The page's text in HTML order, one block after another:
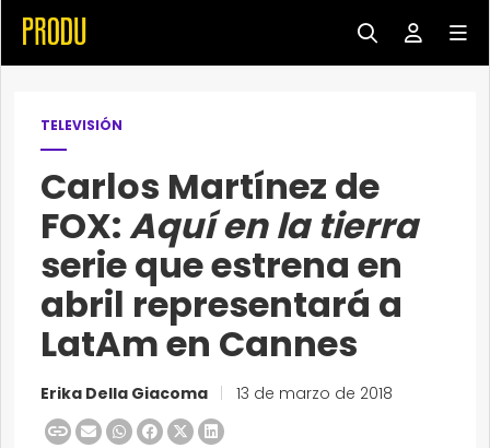
TELEVISIÓN
Carlos Martínez de
FOX:Aquí en la tierra
serie que estrena en
abril representará a
LatAm en Cannes
Erika Della Giacoma 13 de marzo de 2018